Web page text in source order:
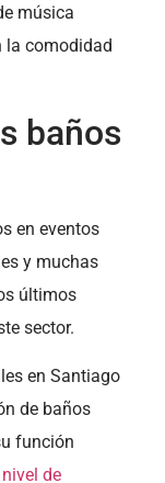
música
la comodidad
baños
en eventos
y muchas
últimos
sector.
en Santiago
de baños
función
nivel de